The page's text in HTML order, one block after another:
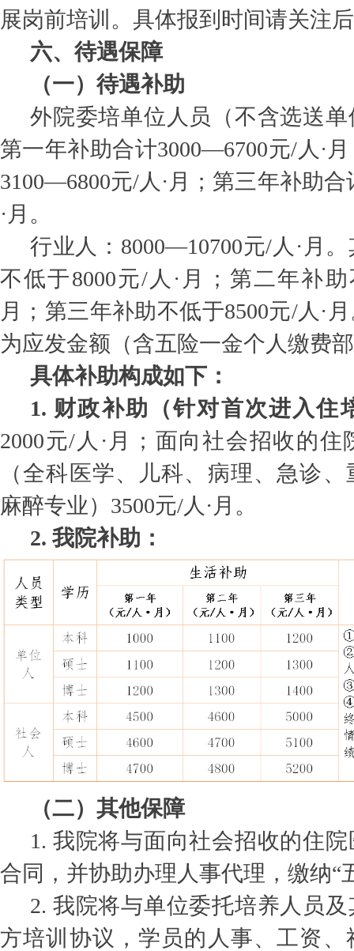
展岗前培训。具体报到时间请关注
六、待遇保障
（一）待遇补助
外院委培单位人员（不含选送
第一年补助合计3000—6700元/人·
3100—6800元/人·月；第三年补助
·月。
行业人：8000—10700元/人·月
不低于8000元/人·月；第二年补助
月；第三年补助不低于8500元/人·
为应发金额（含五险一金个人缴费
具体补助构成如下：
1. 财政补助（针对首次进入住
2000元/人·月；面向社会招收的
（全科医学、儿科、病理、急诊
麻醉专业）3500元/人·月。
2. 我院补助：
（二）其他保障
1. 我院将与面向社会招收的住
合同，并协助办理人事代理，缴纳“
2. 我院将与单位委托培养人员
方培训协议，学员的人事、工资